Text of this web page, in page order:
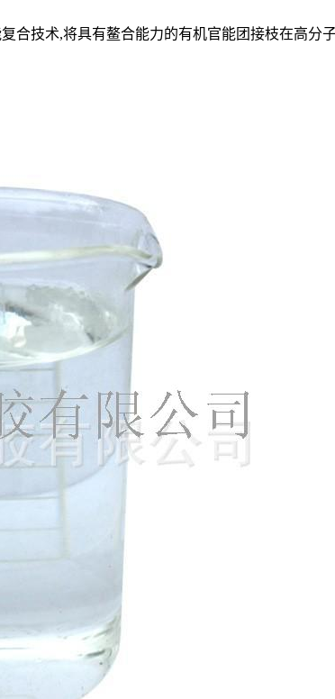
技术,将具有鳌合能力的有机官能团接枝在高分